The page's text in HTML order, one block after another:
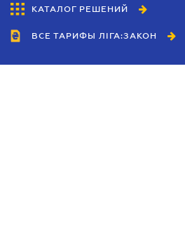
КАТАЛОГ РЕШЕНИЙ
ВСЕ ТАРИФЫ ЛІГА:ЗАКОН